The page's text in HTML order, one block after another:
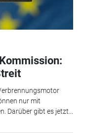
nur mit
Darüber gibt es jetzt...